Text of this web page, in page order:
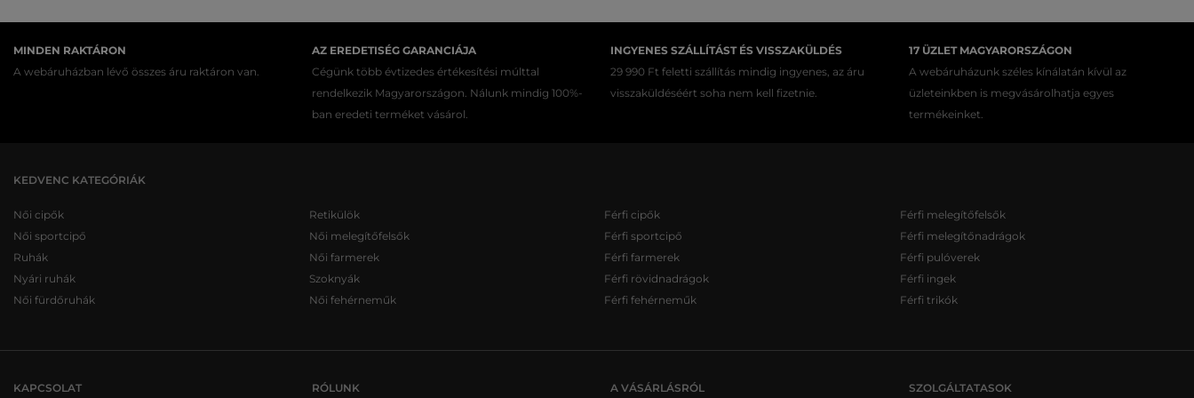
MINDEN RAKTÁRON
A webáruházban lévő összes áru raktáron van.
AZ EREDETISÉG GARANCIÁJA
Cégünk több évtizedes értékesítési múlttal
rendelkezik Magyarországon. Nálunk mindig 100%-
ban eredeti terméket vásárol.
INGYENES SZÁLLÍTÁST ÉS VISSZAKÜLDÉS
29 990 Ft feletti szállítás mindig ingyenes, az áru
visszaküldéséért soha nem kell fizetnie.
17 ÜZLET MAGYARORSZÁGON
A webáruházunk széles kínálatán kívül az
üzleteinkben is megvásárolhatja egyes
termékeinket.
KEDVENC KATEGÓRIÁK
Női cipők
Női sportcipő
Ruhák
Nyári ruhák
Női fürdőruhák
Retikülök
Női melegítőfelsők
Női farmerek
Szoknyák
Női fehérneműk
Férfi cipők
Férfi sportcipő
Férfi farmerek
Férfi rövidnadrágok
Férfi fehérneműk
Férfi melegítőfelsők
Férfi melegítőnadrágok
Férfi pulóverek
Férfi ingek
Férfi trikók
KAPCSOLAT RÓLUNK A VÁSÁRLÁSRÓL SZOLGÁLTATASOK